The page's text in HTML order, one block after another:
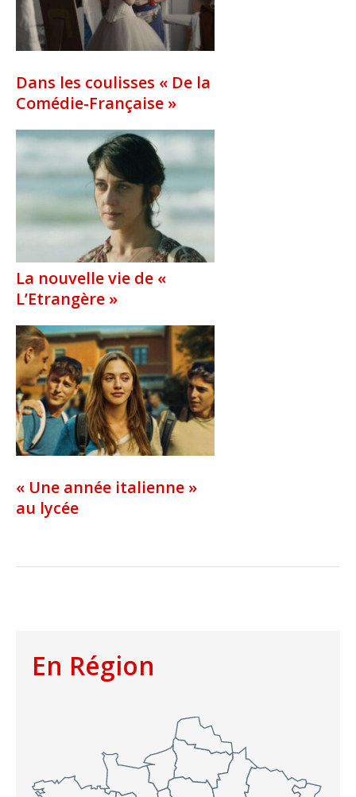
Dans les coulisses « De la
Comédie-Française »
La nouvelle vie de «
L’Etrangère »
« Une année italienne »
au lycée
En Région